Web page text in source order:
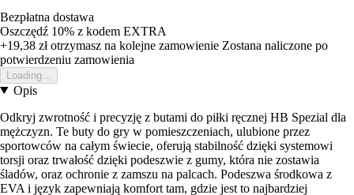
Bezpłatna dostawa
Oszczędź 10% z kodem EXTRA
+19,38 złotrzymasz na kolejne zamowienie Zostana naliczone po
potwierdzeniu zamowienia
Loading...
Opis
Odkryj zwrotność i precyzję z butami do piłki ręcznej HB Spezial dla
mężczyzn. Te buty do gry w pomieszczeniach, ulubione przez
sportowców na całym świecie, oferują stabilność dzięki systemowi
torsji oraz trwałość dzięki podeszwie z gumy, która nie zostawia
śladów, oraz ochronie z zamszu na palcach. Podeszwa środkowa z
EVA i język zapewniają komfort tam, gdzie jest to najbardziej